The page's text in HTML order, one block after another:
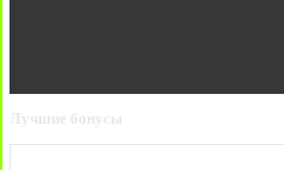
Лучшие бонусы